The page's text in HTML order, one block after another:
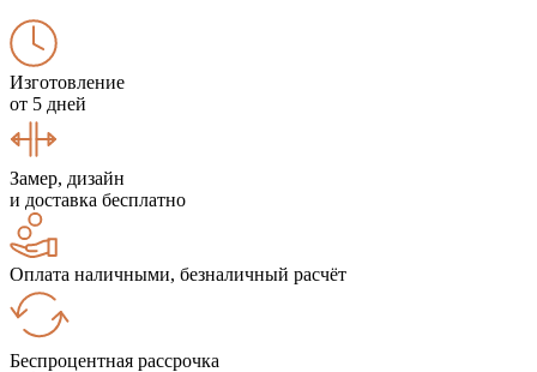
Изготовление
от 5 дней
Замер, дизайн
и доставка бесплатно
Оплата наличными, безналичный расчёт
Беспроцентная рассрочка